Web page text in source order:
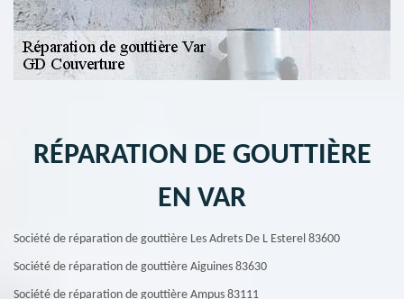
RÉPARATION DE GOUTTIÈRE
EN VAR
Société de réparation de gouttière Les Adrets De L Esterel 83600
Société de réparation de gouttière Aiguines 83630
Société de réparation de gouttière Ampus 83111